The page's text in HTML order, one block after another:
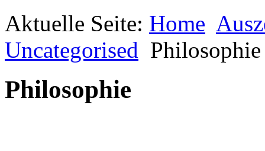
Geheimnisse, die
keine sind.
Ein Potpourri professioneller Rezepte.
Für Liebhaber der einfachen und
regionalen Küche. Nachkochbar, aber
Aktuelle Seite: Home
Uncategorised Philosophie
Philosophie